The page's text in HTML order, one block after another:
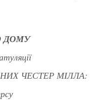
ДОМУ
ЧЕСТЕР МІЛЛА: